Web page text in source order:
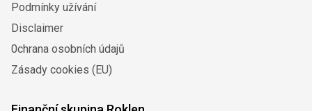
Podmínky užívání
Disclaimer
0chrana osobních údajů
Zásady cookies (EU)